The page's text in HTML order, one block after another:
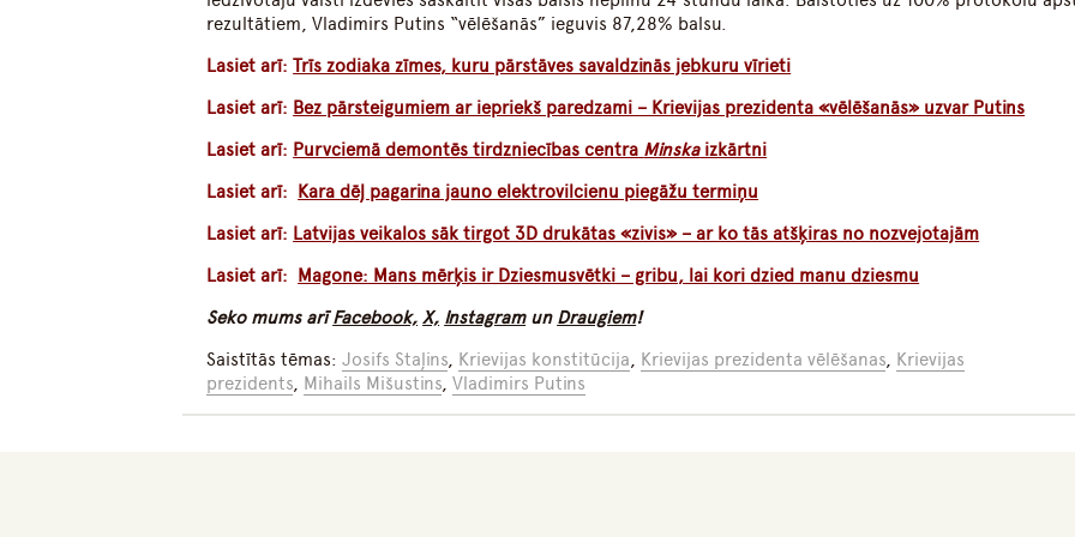
rezultātiem, Vladimirs Putins “vēlēšanās” ieguvis 87,28% balsu.
Lasiet arī:Trīs zodiaka zīmes, kuru pārstāves savaldzinās jebkuru vīrieti
Lasiet arī: Bez pārsteigumiem ar iepriekš paredzami – Krievijas prezidenta «vēlēšanās» uzvar Putins
Lasiet arī: Purvciemā demontēs tirdzniecības centra Minskaizkārtni
Lasiet arī:
Kara dēļ pagarina jauno elektrovilcienu piegāžu termiņu
Lasiet arī: Latvijas veikalos sāk tirgot 3D drukātas «zivis» – ar ko tās atšķiras no nozvejotajām
Lasiet arī:
Magone: Mans mērķis ir Dziesmusvētki – gribu, lai kori dzied manu dziesmu
Seko mums arīFacebook, X, Instagramun Draugiem!
Saistītās tēmas:Josifs Staļins, Krievijas konstitūcija, Krievijas prezidenta vēlēšanas, Krievijas
prezidents, Mihails Mišustins,Vladimirs Putins